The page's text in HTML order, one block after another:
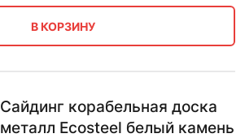
В КОРЗИНУ
Сайдинг корабельная доска
металл Ecosteel белый камень